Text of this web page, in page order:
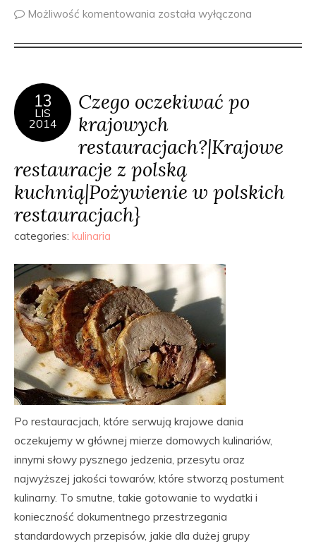
Możliwość komentowania została wyłączona
13
LIS
2014
Czego oczekiwać po
krajowych
restauracjach?|Krajowe
restauracje z polską
kuchnią|Pożywienie w polskich
restauracjach}
categories: kulinaria
Po restauracjach, które serwują krajowe dania
oczekujemy w głównej mierze domowych kulinariów,
innymi słowy pysznego jedzenia, przesytu oraz
najwyższej jakości towarów, które stworzą postument
kulinarny. To smutne, takie gotowanie to wydatki i
konieczność dokumentnego przestrzegania
standardowych przepisów, jakie dla dużej grupy